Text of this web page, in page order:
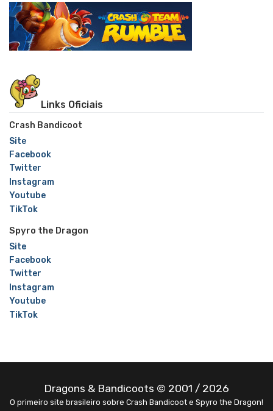
Links Oficiais
Crash Bandicoot
Site
Facebook
Twitter
Instagram
Youtube
TikTok
Spyro the Dragon
Site
Facebook
Twitter
Instagram
Youtube
TikTok
Dragons & Bandicoots © 2001 / 2026
O primeiro site brasileiro sobre Crash Bandicoot e Spyro the Dragon!